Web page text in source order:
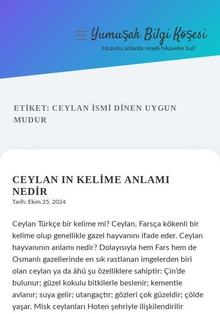
Yasal Uyarı
menüyüYumuşak Bilgi Köşesi
Huzurlu anlarda neşeli hikayeler bul!
ETIKET: CEYLAN ISMI DINEN UYGUN
MUDUR
CEYLAN IN KELIME ANLAMI
NEDIR
Tarih: Ekim 25, 2024
Ceylan Türkçe bir kelime mi? Ceylan, Farsça kökenli bir
kelime olup genellikle gazel hayvanını ifade eder. Ceylan
hayvanının anlamı nedir? Dolayısıyla hem Fars hem de
Osmanlı gazellerinde en sık rastlanan imgelerden biri
olan ceylan ya da âhû şu özelliklere sahiptir: Çin’de
bulunur; güzel kokulu bitkilerle beslenir; kementle
avlanır; suya gelir; utangaçtır; gözleri çok güzeldir; çölde
yaşar. Misk ceylanları Hoten şehriyle ilişkilendirilir